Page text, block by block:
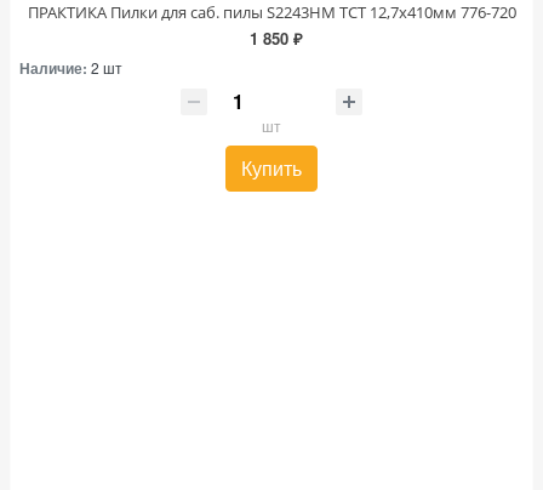
ПРАКТИКА Пилки для саб. пилы S2243HM TCT 12,7х410мм 776-720
1 850 ₽
Наличие: 2 шт
шт
Купить